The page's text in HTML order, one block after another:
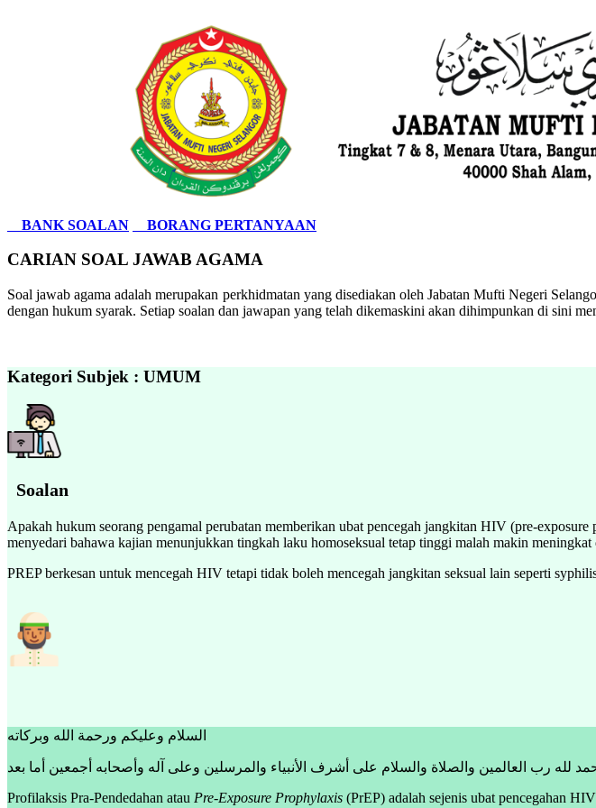
BANK SOALAN BORANG PERTANYAAN
CARIAN SOAL JAWAB AGAMA
Soal jawab agama adalah merupakan perkhidmatan yang disediakan oleh Jabatan Mufti Negeri
dengan hukum syarak. Setiap soalan dan jawapan yang telah dikemaskini akan dihimpunkan di sini
Kategori Subjek : UMUM
Soalan
Apakah hukum seorang pengamal perubatan memberikan ubat pencegah jangkitan HIV (pre-
menyedari bahawa kajian menunjukkan tingkah laku homoseksual tetap tinggi malah makin meningkat
PREP berkesan untuk mencegah HIV tetapi tidak boleh mencegah jangkitan seksual lain seperti
وعليكم ورحمة الله وبركاته السلام
لله رب العالمين والصلاة والسلام على أشرف الأنبياء والمرسلين وعلى آله وأصحابه أجمعين أما بعد
Profilaksis Pra-Pendedahan atau Pre-Exposure Prophylaxis (PrEP) adalah sejenis ubat pencegahan